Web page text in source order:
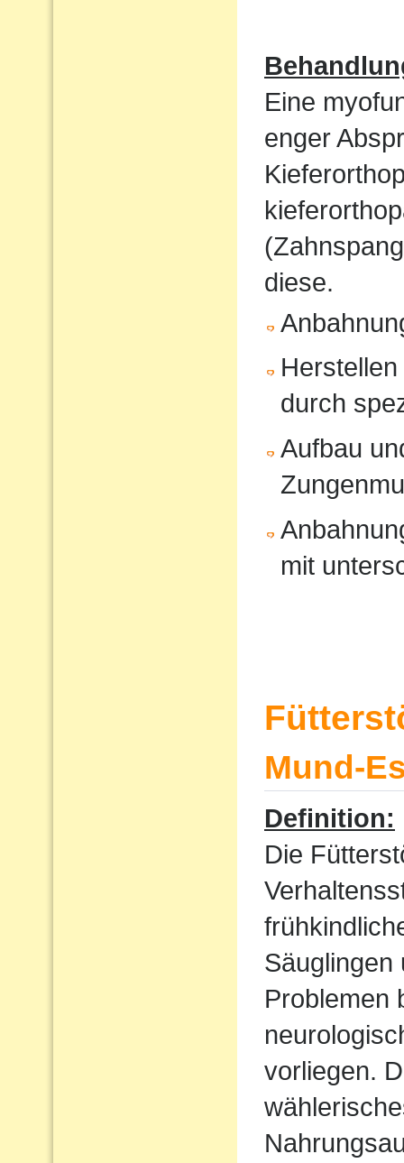
Eine
enger
diese.
durch
Aufbau
mit
Mund-
Definition:
Die
Säuglingen
Problemen
vorliegen.